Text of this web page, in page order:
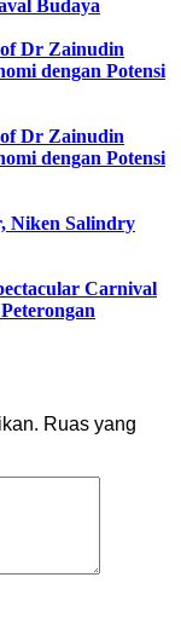
Budaya
Dr Zainudin
dengan Potensi
Dr Zainudin
dengan Potensi
Niken Salindry
Carnival
Ruas yang